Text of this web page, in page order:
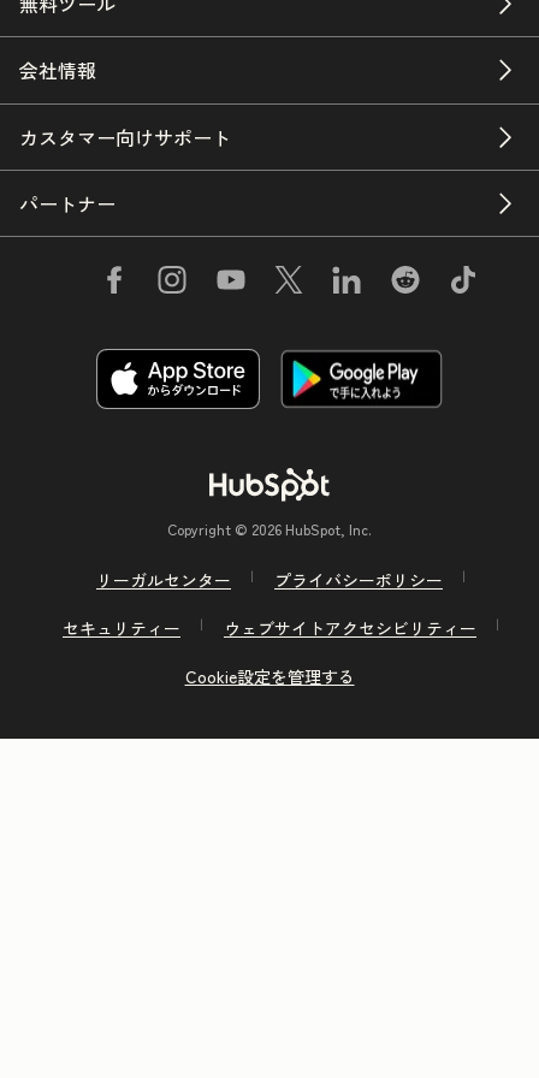
会社情報
カスタマー向けサポート
パートナー
Copyright © 2026 HubSpot, Inc.
リーガルセンター
プライバシーポリシー
セキュリティー
ウェブサイトアクセシビリティー
Cookie設定を管理する